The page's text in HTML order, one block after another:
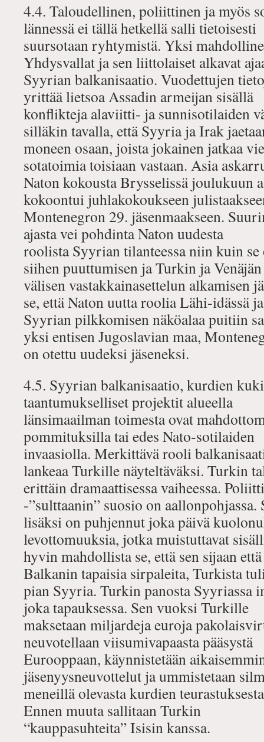
4.4. Taloudellinen, poliittinen ja myös
lännessä ei tällä hetkellä salli tietoisesti
suursotaan ryhtymistä. Yksi
Yhdysvallat ja sen liittolaiset alkavat
Syyrian balkanisaatio. Vuodettujen
yrittää lietsoa Assadin armeijan sisällä
konflikteja alaviitti‐ ja sunnisotilaiden
silläkin tavalla, että Syyria ja Irak
moneen osaan, joista jokainen jatkaa
sotatoimia toisiaan vastaan. Asia
Naton kokousta Brysselissä joulukuun
kokoontui juhlakokoukseen
Montenegron 29. jäsenmaakseen.
ajasta vei pohdinta Naton uudesta
roolista Syyrian tilanteessa niin kuin
siihen puuttumisen ja Turkin ja Venäjän
välisen vastakkainasettelun alkamisen
se, että Naton uutta roolia Lähi‐idässä ja
Syyrian pilkkomisen näköalaa puitiin
yksi entisen Jugoslavian maa,
on otettu uudeksi jäseneksi.
4.5. Syyrian balkanisaatio, kurdien
taantumukselliset projektit alueella
länsimaailman toimesta ovat
pommituksilla tai edes Nato‐sotilaiden
invaasiolla. Merkittävä rooli
lankeaa Turkille näyteltäväksi. Turkin
erittäin dramaattisessa vaiheessa.
‐”sulttaanin” suosio on aallonpohjassa.
lisäksi on puhjennut joka päivä
levottomuuksia, jotka muistuttavat
hyvin mahdollista se, että sen sijaan
Balkanin tapaisia sirpaleita, Turkista
pian Syyria. Turkin panosta Syyriassa
joka tapauksessa. Sen vuoksi Turkille
maksetaan miljardeja euroja
neuvotellaan viisumivapaasta pääsystä
Eurooppaan, käynnistetään
jäsenyysneuvottelut ja ummistetaan
meneillä olevasta kurdien
Ennen muuta sallitaan Turkin
“kauppasuhteita” Isisin kanssa.